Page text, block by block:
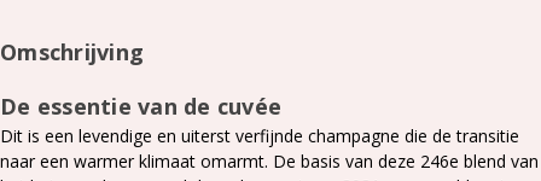
Omschrijving
De essentie van de cuvée
Dit is een levendige en uiterst verfijnde champagne die de transitie
naar een warmer klimaat omarmt. De basis van deze 246e blend van